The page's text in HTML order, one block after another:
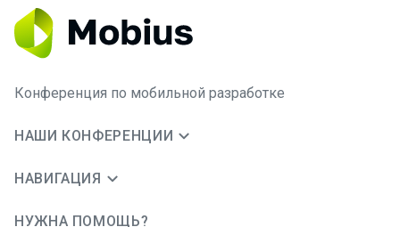
Конференция по мобильной разработке
НАШИ КОНФЕРЕНЦИИ
НАВИГАЦИЯ
НУЖНА ПОМОЩЬ?